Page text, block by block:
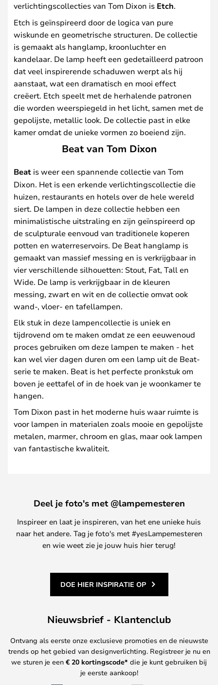
verlichtingscollecties van Tom Dixon is Etch.
Etch is geïnspireerd door de logica van pure
wiskunde en geometrische structuren. De collectie
is gemaakt als hanglamp, kroonluchter en
kandelaar. De lamp heeft een gedetailleerd patroon
dat veel inspirerende schaduwen werpt als hij
aanstaat, wat een dramatisch en mooi effect
creëert. Etch speelt met de herhalende patronen
die worden weerspiegeld in het licht, samen met de
gepolijste, metallic look. De collectie past in elke
kamer omdat de unieke vormen zo boeiend zijn.
Beat van Tom Dixon
Beat is weer een spannende collectie van Tom
Dixon. Het is een erkende verlichtingscollectie die
huizen, restaurants en hotels over de hele wereld
siert. De lampen in deze collectie hebben een
minimalistische uitstraling en zijn geïnspireerd op
de sculpturale eenvoud van traditionele koperen
potten en waterreservoirs. De Beat hanglamp is
gemaakt van massief messing en is verkrijgbaar in
vier verschillende silhouetten: Stout, Fat, Tall en
Wide. De lamp is verkrijgbaar in de kleuren
messing, zwart en wit en de collectie omvat ook
wand-, vloer- en tafellampen.
Elk stuk in deze lampencollectie is uniek en
tijdrovend om te maken omdat ze een eeuwenoud
proces gebruiken om deze lampen te maken - het
kan wel vier dagen duren om een lamp uit de Beat-
serie te maken. Beat is het perfecte pronkstuk om
boven je eettafel of in de hoek van je woonkamer te
hangen.
Tom Dixon past in het moderne huis waar ruimte is
voor lampen in materialen zoals mooie en gepolijste
metalen, marmer, chroom en glas, maar ook lampen
van fantastische kwaliteit.
Deel je foto's met @lampemesteren
Inspireer en laat je inspireren, van het ene unieke huis
naar het andere. Tag je foto's met #yesLampemesteren
en wie weet zie je jouw huis hier terug!
DOE HIER INSPIRATIE OP
Nieuwsbrief - Klantenclub
Ontvang als eerste onze exclusieve promoties en de nieuwste
trends op het gebied van designverlichting. Registreer je nu en
we sturen je een € 20 kortingscode* die je kunt gebruiken bij
je eerste aankoop!